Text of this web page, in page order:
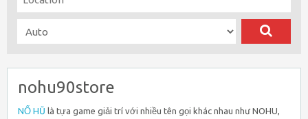
nohu90store
NỔ HŨ là tựa game giải trí với nhiều tên gọi khác nhau như NOHU,